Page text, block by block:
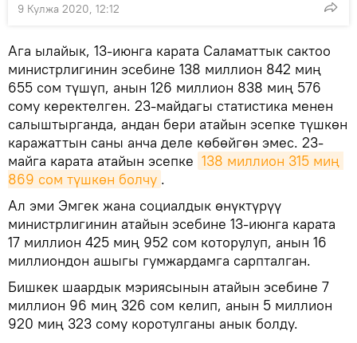
9 Кулжа 2020, 12:12
Ага ылайык, 13-июнга карата Саламаттык сактоо
министрлигинин эсебине 138 миллион 842 миң
655 сом түшүп, анын 126 миллион 838 миң 576
сому керектелген. 23-майдагы статистика менен
салыштырганда, андан бери атайын эсепке түшкөн
каражаттын саны анча деле көбөйгөн эмес. 23-
майга карата атайын эсепке 138 миллион 315 миң
869 сом түшкөн болчу .
Ал эми Эмгек жана социалдык өнүктүрүү
министрлигинин атайын эсебине 13-июнга карата
17 миллион 425 миң 952 сом которулуп, анын 16
миллиондон ашыгы гумжардамга сарпталган.
Бишкек шаардык мэриясынын атайын эсебине 7
миллион 96 миң 326 сом келип, анын 5 миллион
920 миң 323 сому коротулганы анык болду.